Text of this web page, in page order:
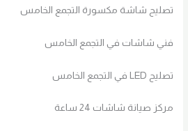
تصليح شاشة مكسورة التجمع الخامس
فني شاشات في التجمع الخامس
تصليح LED في التجمع الخامس
مركز صيانة شاشات 24 ساعة